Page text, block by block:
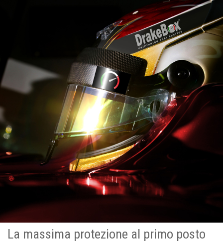
La massima protezione al primo posto